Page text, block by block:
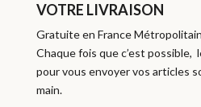
VOTRE LIVRAISON
Gratuite en France
Chaque fois que c’est possible,
pour vous envoyer vos articles
main.